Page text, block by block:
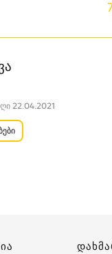
22.04.2021